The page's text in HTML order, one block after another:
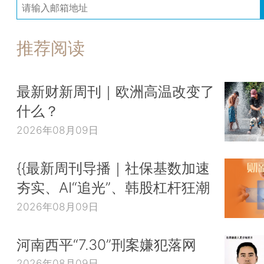
推荐阅读
最新财新周刊｜欧洲高温改变了
什么？
2026年08月09日
{{最新周刊导播｜社保基数加速
夯实、AI“追光”、韩股杠杆狂潮
2026年08月09日
河南西平“7.30”刑案嫌犯落网